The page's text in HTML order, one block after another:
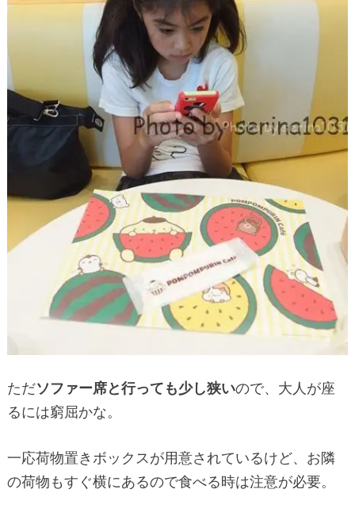
ただソファー席と行っても少し狭いので、大人が座
るには窮屈かな。
一応荷物置きボックスが用意されているけど、お隣
の荷物もすぐ横にあるので食べる時は注意が必要。